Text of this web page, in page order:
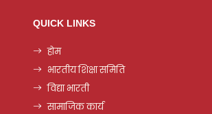
QUICK LINKS
होम
भारतीय शिक्षा समिति
विद्या भारती
सामाजिक कार्य